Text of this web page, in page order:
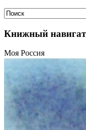
Книжный
Моя Россия